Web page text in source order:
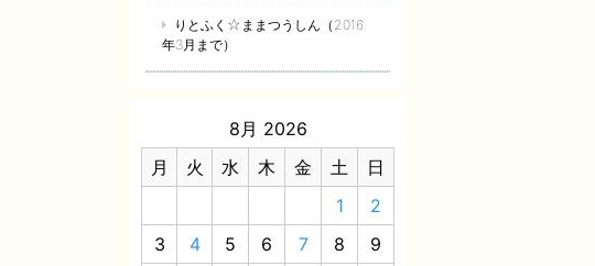
りとふく☆ままつうしん（2016
年3月まで）
8月 2026
月
火 水 木 金 土
日
1
2
3
4 5 6 7 8
9